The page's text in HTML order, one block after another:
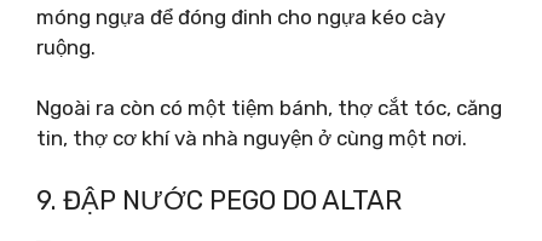
móng ngựa để đóng đinh cho ngựa kéo cày
ruộng.
Ngoài ra còn có một tiệm bánh, thợ cắt tóc, căng
tin, thợ cơ khí và nhà nguyện ở cùng một nơi.
9. ĐẬP NƯỚC PEGO DO ALTAR